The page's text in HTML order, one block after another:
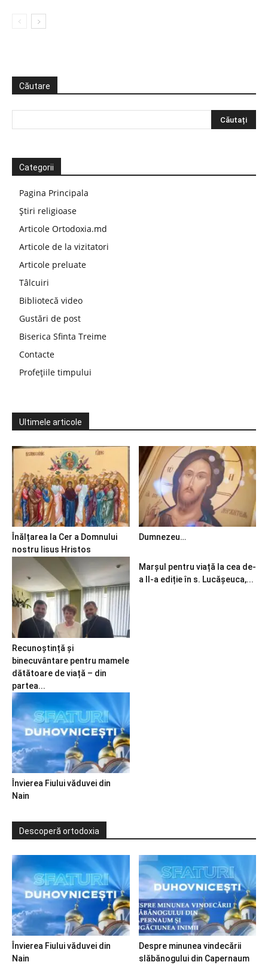
Căutare
Categorii
Pagina Principala
Știri religioase
Articole Ortodoxia.md
Articole de la vizitatori
Articole preluate
Tâlcuiri
Bibliotecă video
Gustări de post
Biserica Sfinta Treime
Contacte
Profețiile timpului
Ultimele articole
Înălțarea la Cer a Domnului
nostru Iisus Hristos
Dumnezeu…
Recunoștință și
binecuvântare pentru mamele
dătătoare de viață – din
partea...
Marșul pentru viață la cea de-
a II-a ediție în s. Lucășeuca,...
Învierea Fiului văduvei din
Nain
Descoperă ortodoxia
Învierea Fiului văduvei din
Nain
Despre minunea vindecării
slăbănogului din Capernaum